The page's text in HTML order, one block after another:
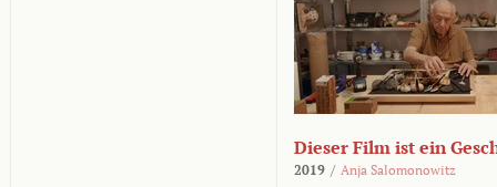
Dieser Film ist ein
2019 / Anja Salomonowitz